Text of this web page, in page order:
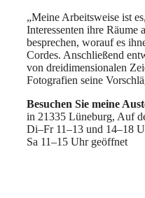
„Meine Arbeitsweise ist
Interessenten ihre Räume
besprechen, worauf es
Cordes. Anschließend
von dreidimensionalen
Fotografien seine
Besuchen Sie meine
in 21335 Lüneburg, Auf
Di–Fr 11–13 und 14–18
Sa 11–15 Uhr geöffnet